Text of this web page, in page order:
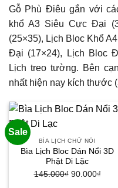
Gỗ Phù Điêu gắn với
khổ A3 Siêu Cực Đại
(25×35), Lịch Bloc Khổ
Đại (17×24), Lịch Bloc
Lịch treo tường. Bên
nhất hiện nay kích thước
Sale
BÌA LỊCH CHỮ NỔI
Bìa Lịch Bloc Dán Nổi 3D
Phật Di Lặc
145.000₫ Giá
90.000₫